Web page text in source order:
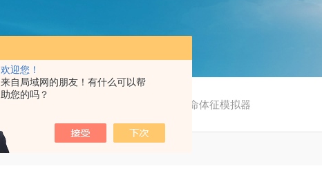
欢迎您！
来自局域网的朋友！有什么可以帮
助您的吗？
/ UNI-SIM生命体征模拟器